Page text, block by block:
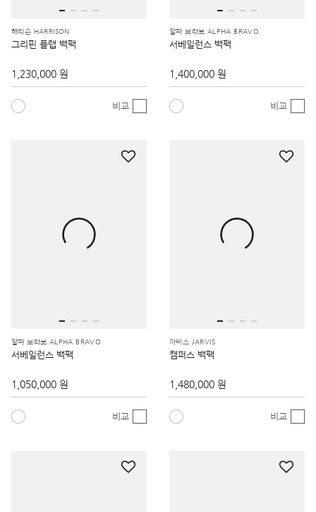
해리슨 HARRISON
그리핀 플랩 백팩
1,230,000 원
비교
알파 브라보 ALPHA BRAVO
서베일런스 백팩
1,400,000 원
비교
알파 브라보 ALPHA BRAVO
서베일런스 백팩
1,050,000 원
비교
자비스 JARVIS
캠퍼스 백팩
1,480,000 원
비교